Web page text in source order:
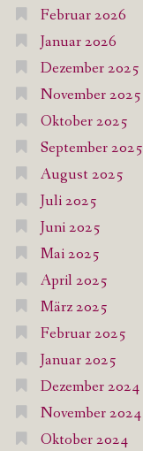
Februar 2026
Januar 2026
Dezember 2025
November 2025
Oktober 2025
September 2025
August 2025
Juli 2025
Juni 2025
Mai 2025
April 2025
März 2025
Februar 2025
Januar 2025
Dezember 2024
November 2024
Oktober 2024